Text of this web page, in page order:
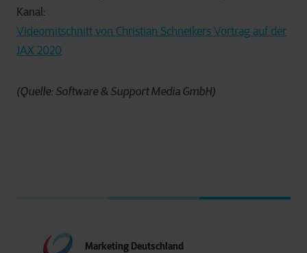
Kanal:
Videomitschnitt von Christian Schneikers Vortrag auf der
JAX 2020
(Quelle: Software & Support Media GmbH)
Marketing Deutschland